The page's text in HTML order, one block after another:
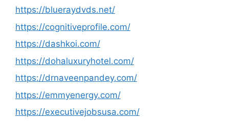
https://blueraydvds.net/
https://cognitiveprofile.com/
https://dashkoi.com/
https://dohaluxuryhotel.com/
https://drnaveenpandey.com/
https://emmyenergy.com/
https://executivejobsusa.com/